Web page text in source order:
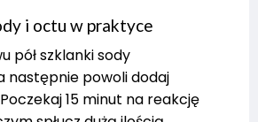
i octu w praktyce
pół szklanki sody
następnie powoli dodaj
15 minut na reakcję